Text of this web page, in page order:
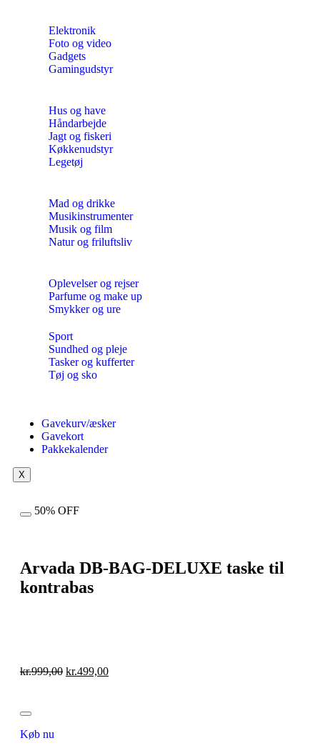
Elektronik
Foto og video
Gadgets
Gamingudstyr
Hus og have
Håndarbejde
Jagt og fiskeri
Køkkenudstyr
Legetøj
Mad og drikke
Musikinstrumenter
Musik og film
Natur og friluftsliv
Oplevelser og rejser
Parfume og make up
Smykker og ure
Sport
Sundhed og pleje
Tasker og kufferter
Tøj og sko
Gavekurv/æsker
Gavekort
Pakkekalender
X
50% OFF
Arvada DB-BAG-DELUXE taske til
kontrabas
kr.999,00 kr.499,00
Køb nu